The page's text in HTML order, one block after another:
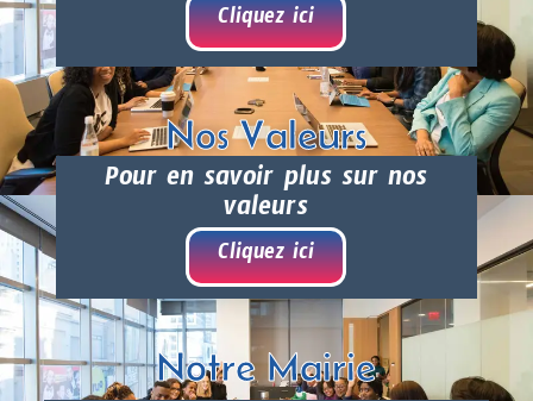
Cliquez ici
Nos Valeurs
Pour en savoir plus sur nos
valeurs
Cliquez ici
Notre Mairie